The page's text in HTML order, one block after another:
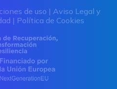
de uso | Aviso Legal y
| Política de Cookies